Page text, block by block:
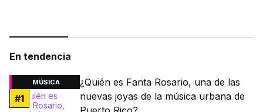
En tendencia
MÚSICA
#1
¿Quién es Fanta Rosario, una de las
nuevas joyas de la música urbana de